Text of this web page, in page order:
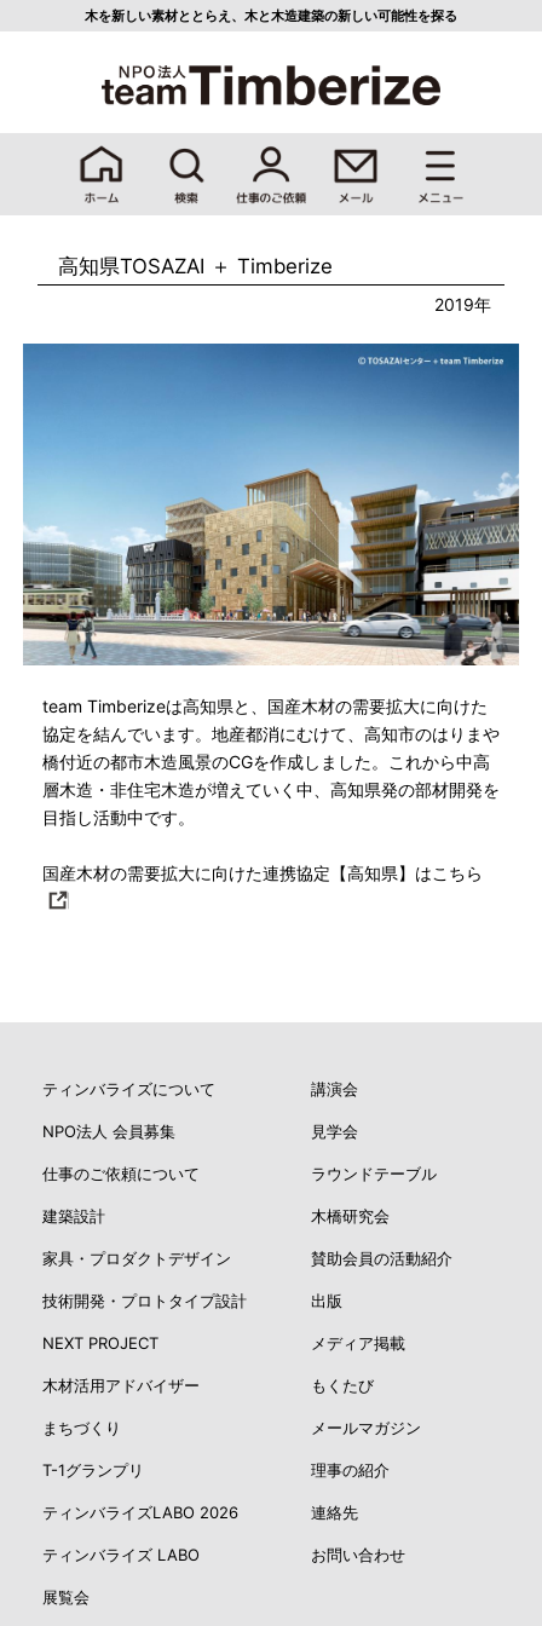
木を新しい素材ととらえ、 木と木造建築の新しい可能性を探る
高知県TOSAZAI ＋ Timberize
2019年
team Timberizeは高知県と、国産木材の需要拡大に向けた
協定を結んでいます。地産都消にむけて、高知市のはりまや
橋付近の都市木造風景のCGを作成しました。これから中高
層木造・非住宅木造が増えていく中、高知県発の部材開発を
目指し活動中です。
国産木材の需要拡大に向けた連携協定【高知県】はこちら
ティンバライズについて
NPO法人 会員募集
仕事のご依頼について
建築設計
家具・プロダクトデザイン
技術開発・プロトタイプ設計
NEXT PROJECT
木材活用アドバイザー
まちづくり
T-1グランプリ
ティンバライズLABO 2026
ティンバライズ LABO
展覧会
講演会
見学会
ラウンドテーブル
木橋研究会
賛助会員の活動紹介
出版
メディア掲載
もくたび
メールマガジン
理事の紹介
連絡先
お問い合わせ